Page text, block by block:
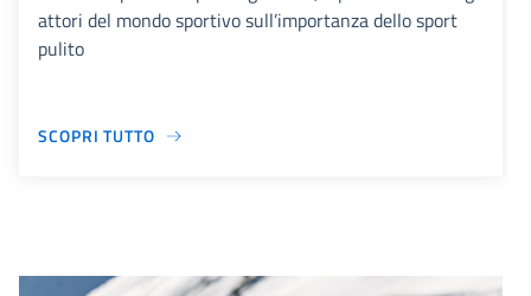
attori del mondo sportivo sull’importanza dello sport
pulito
SCOPRI TUTTO